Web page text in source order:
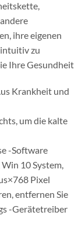
ihre eigenen
zu
Ihre Gesundheit
Krankheit und
um die kalte
-Software
10 System,
Pixel
entfernen Sie
-Gerätetreiber